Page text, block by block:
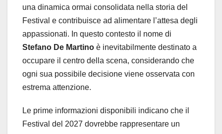
una dinamica ormai consolidata nella storia del
Festival e contribuisce ad alimentare l’attesa degli
appassionati. In questo contesto il nome di
Stefano De Martino è inevitabilmente destinato a
occupare il centro della scena, considerando che
ogni sua possibile decisione viene osservata con
estrema attenzione.
Le prime informazioni disponibili indicano che il
Festival del 2027 dovrebbe rappresentare un